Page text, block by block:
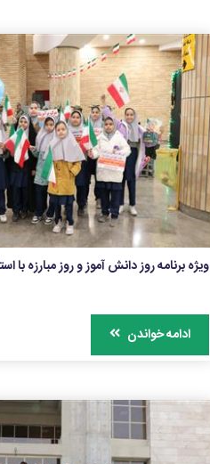
ویژه برنامه روز دانش آموز و روز مبارزه با
ادامه خواندن